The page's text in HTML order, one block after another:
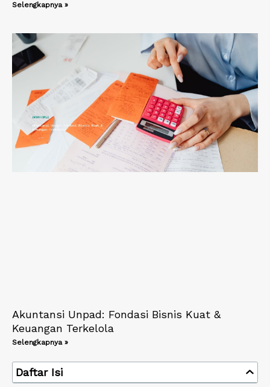
Selengkapnya »
Akuntansi Unpad: Fondasi Bisnis Kuat &
Keuangan Terkelola
Selengkapnya »
Daftar Isi